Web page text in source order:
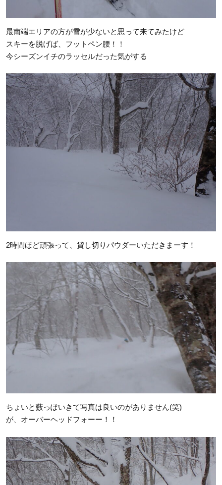
最南端エリアの方が雪が少ないと思って来てみたけど
スキーを脱げば、フットペン腰！！
今シーズンイチのラッセルだった気がする
2時間ほど頑張って、貸し切りパウダーいただきまーす！
ちょいと藪っぽいきて写真は良いのがありません(笑)
が、オーバーヘッドフォーー！！